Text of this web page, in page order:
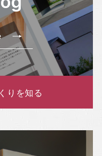
りを知る